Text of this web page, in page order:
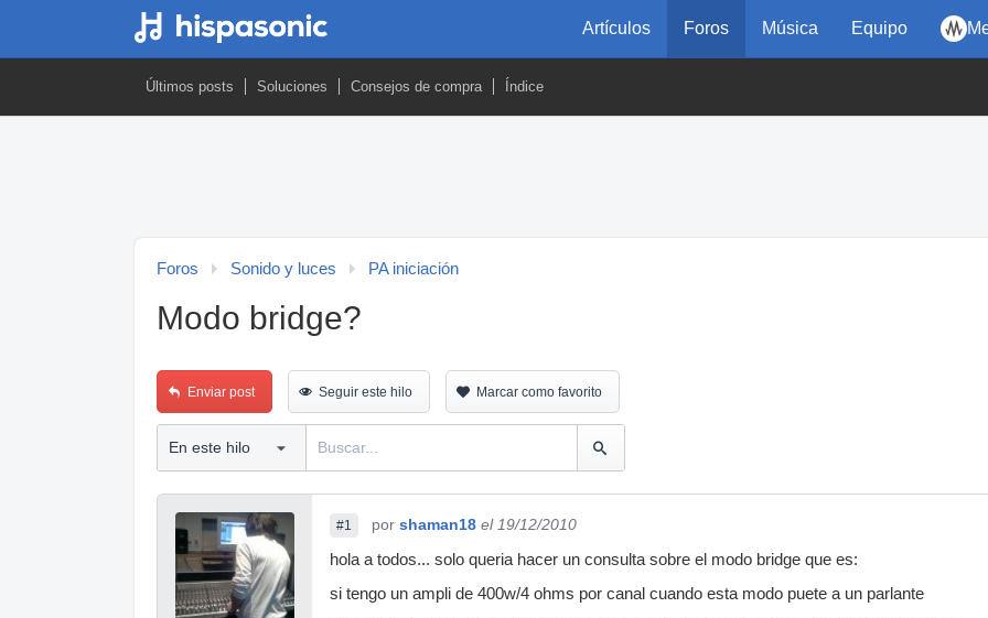
Artículos Foros Música Equipo
Últimos posts Soluciones Consejos de compra Índice
Foros Sonido y luces PA iniciación
Modo bridge?
Enviar post Seguir este hilo Marcar como favorito
#1 por shaman18 el 19/12/2010
hola a todos... solo queria hacer un consulta sobre el modo bridge que es:
si tengo un ampli de 400w/4 ohms por canal cuando esta modo puete a un parlante